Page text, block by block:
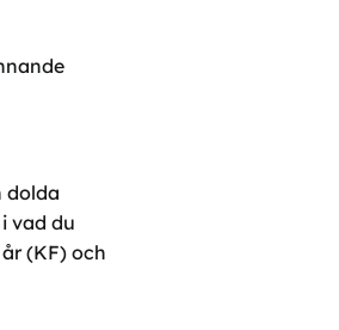
dolda
vad du
(KF) och